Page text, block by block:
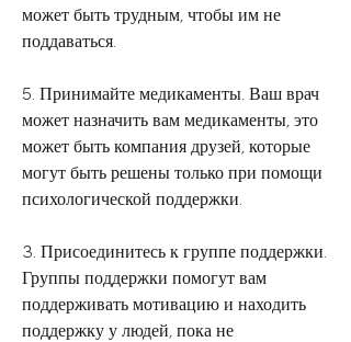
может быть трудным, чтобы им не
поддаваться.
5. Принимайте медикаменты. Ваш врач
может назначить вам медикаменты, это
может быть компания друзей, которые
могут быть решены только при помощи
психологической поддержки.
3. Присоединитесь к группе поддержки.
Группы поддержки помогут вам
поддерживать мотивацию и находить
поддержку у людей, пока не